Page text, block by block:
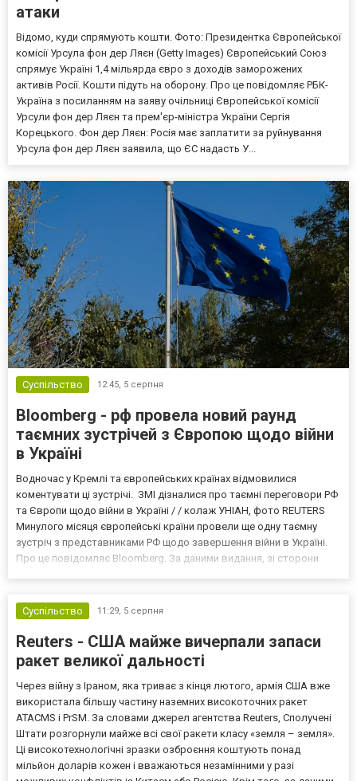
атаки
Відомо, куди спрямують кошти. Фото: Президентка Європейської
комісії Урсула фон дер Ляєн (Getty Images) Європейський Союз
спрямує Україні 1,4 мільярда євро з доходів заморожених
активів Росії. Кошти підуть на оборону. Про це повідомляє РБК-
Україна з посиланням на заяву очільниці Європейської комісії
Урсули фон дер Ляєн та прем'єр-міністра України Сергія
Корецького. Фон дер Ляєн: Росія має заплатити за руйнування
Урсула фон дер Ляєн заявила, що ЄС надасть У...
Суспільство 12:45, 5 серпня
Bloomberg - рф провела новий раунд
таємних зустрічей з Європою щодо війни
в Україні
Водночас у Кремлі та європейських країнах відмовилися
коментувати ці зустрічі. ЗМІ дізналися про таємні переговори РФ
та Європи щодо війни в Україні / / колаж УНІАН, фото REUTERS
Минулого місяця європейські країни провели ще одну таємну
зустріч з представниками РФ щодо завершення війни в Україні.
Про це повідомляє Bloomberg. За даними видання, зі сторони
Суспільство
11:29, 5 серпня
Reuters - США майже вичерпали запаси
ракет великої дальності
Через війну з Іраном, яка триває з кінця лютого, армія США вже
використала більшу частину наземних високоточних ракет
ATACMS і PrSM. За словами джерел агентства Reuters, Сполучені
Штати розгорнули майже всі свої ракети класу «земля – земля».
Ці високотехнологічні зразки озброєння коштують понад
мільйон доларів кожен і вважаються незамінними у разі